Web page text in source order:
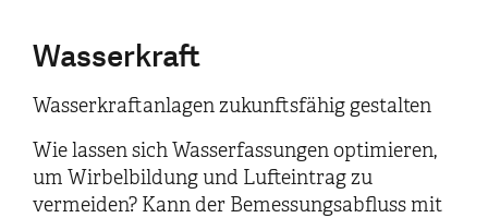
Wasserkraft
Wasserkraftanlagen zukunftsfähig gestalten
Wie lassen sich Wasserfassungen optimieren,
um Wirbelbildung und Lufteintrag zu
vermeiden? Kann der Bemessungsabfluss mit